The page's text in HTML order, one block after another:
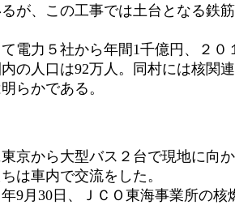
、この工事では土台となる鉄
力５社から年間1千億円、２０
人口は92万人。同村には核関
らかである。
から大型バス２台で現地に向
は車内で交流をした。
月30日、ＪＣＯ東海事業所の核